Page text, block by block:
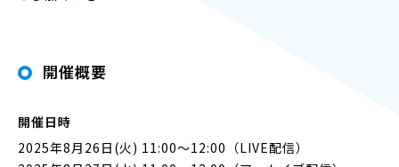
開催概要
開催日時
2025年8月26日(火) 11:00～12:00（LIVE配信）